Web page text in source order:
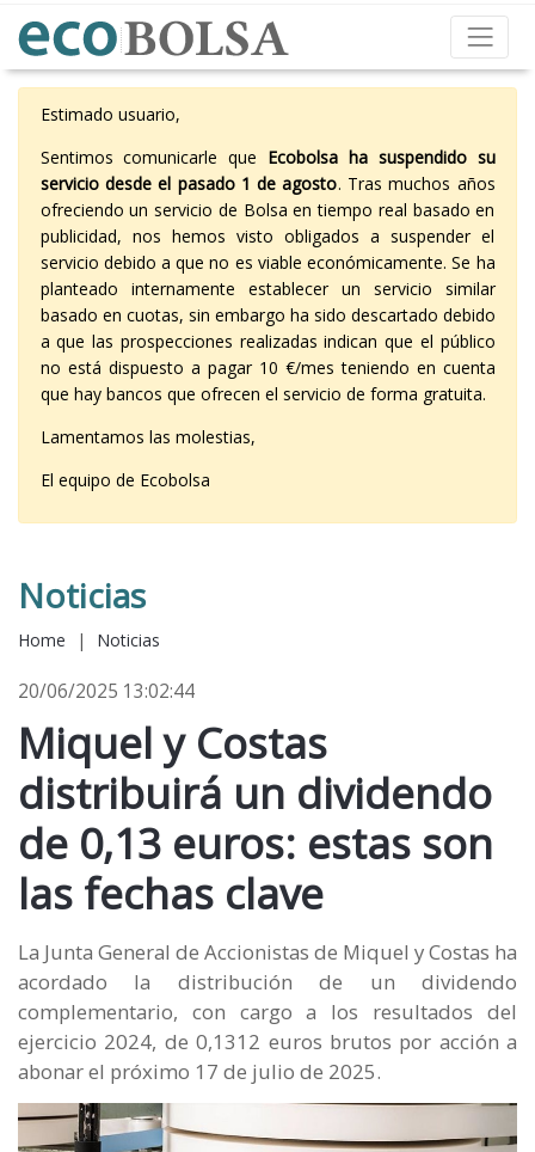
Estimado usuario,
Sentimos comunicarle que Ecobolsa ha suspendido su
servicio desde el pasado 1 de agosto. Tras muchos años
ofreciendo un servicio de Bolsa en tiempo real basado en
publicidad, nos hemos visto obligados a suspender el
servicio debido a que no es viable económicamente. Se ha
planteado internamente establecer un servicio similar
basado en cuotas, sin embargo ha sido descartado debido
a que las prospecciones realizadas indican que el público
no está dispuesto a pagar 10 €/mes teniendo en cuenta
que hay bancos que ofrecen el servicio de forma gratuita.
Lamentamos las molestias,
El equipo de Ecobolsa
Noticias
Home | Noticias
20/06/2025 13:02:44
Miquel y Costas
distribuirá un dividendo
de 0,13 euros: estas son
las fechas clave
La Junta General de Accionistas de Miquel y Costas ha
acordado la distribución de un dividendo
complementario, con cargo a los resultados del
ejercicio 2024, de 0,1312 euros brutos por acción a
abonar el próximo 17 de julio de 2025.